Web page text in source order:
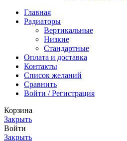
Главная
Радиаторы
Вертикальные
Низкие
Стандартные
Оплата и доставка
Контакты
Список желаний
Сравнить
Войти / Регистрация
Корзина
Закрыть
Войти
Закрыть